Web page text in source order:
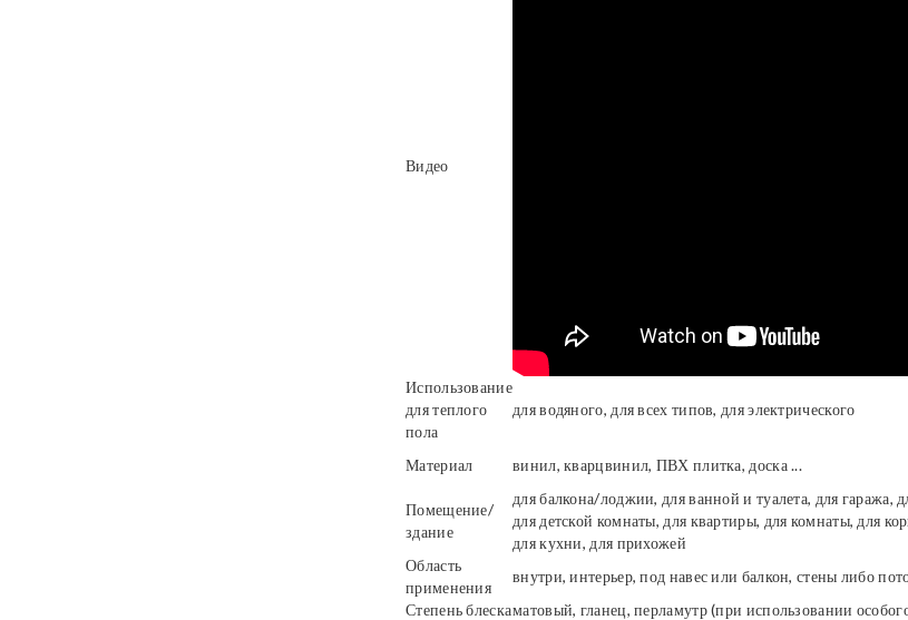
Видео
Использование
для теплого
пола
для водяного, для всех типов, для электрического
Материал винил, кварцвинил, ПВХ плитка, доска ...
Помещение/
здание
для балкона/лоджии, для ванной и туалета, для гаража,
для детской комнаты, для квартиры, для комнаты, для
для кухни, для прихожей
Область
применения
внутри, интерьер, под навес или балкон, стены либо
Степень блескаматовый, гланец, перламутр (при использовании